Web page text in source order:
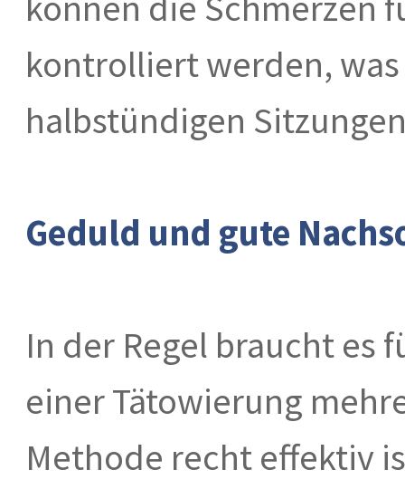
kontrolliert werden,
halbstündigen
Geduld und gute
In der Regel braucht es
einer Tätowierung
Methode recht effektiv